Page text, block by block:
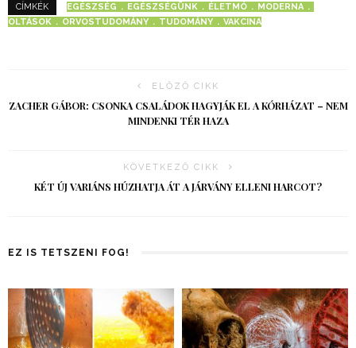
CÍMKÉK EGÉSZSÉG EGÉSZSÉGÜNK ÉLETMÓ
MODERNA
OLTÁSOK
ORVOSTUDOMÁNY TUDOMÁNY VAKCINA
ELŐZŐ CIKK
ZACHER GÁBOR: CSONKA CSALÁDOK HAGYJÁK EL A KÓRHÁZAT – NEM
MINDENKI TÉR HAZA
KÖVETKEZŐ CIKK
KÉT ÚJ VARIÁNS HÚZHATJA ÁT A JÁRVÁNY ELLENI HARCOT?
EZ IS TETSZENI FOG!